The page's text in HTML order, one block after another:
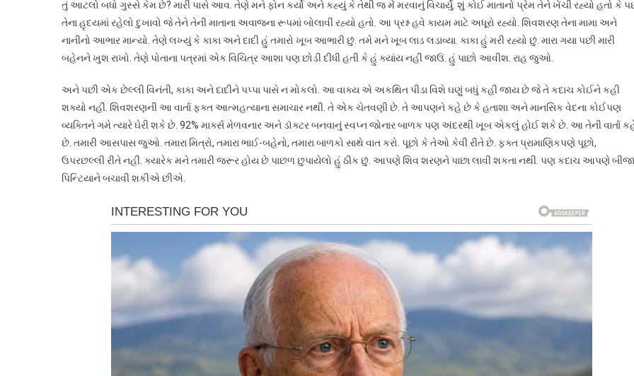
તું આટલો બધો ગુસ્સે કેમ છે? મારી પાસે આવ. તેણે મને ફોન કર્યો અને કહ્યું કે તેથી જ મેં મરવાનું વિચાર્યું. શું કોઈ માતાનો પ્રેમ તેને ખેંચી રહ્યો હતો કે
તેના હૃદયમાં રહેલો દુખાવો જે તેને તેની માતાના અવાજના રૂપમાં બોલાવી રહ્યો હતો. આ પ્રશ્ન હવે કાયમ માટે અધૂરો રહ્યો. શિવશરણ તેના મામા અને
નાનીનો આભાર માન્યો. તેણે લખ્યું કે કાકા અને દાદી હું તમારો ખૂબ આભારી છું. તમે મને ખૂબ લાડ લડાવ્યા. કાકા હું મરી રહ્યો છું. મારા ગયા પછી મારી
બહેનને ખુશ રાખો. તેણે પોતાના પત્રમાં એક વિચિત્ર આશા પણ છોડી દીધી હતી કે હું ક્યાંય નહીં જાઉં. હું પાછો આવીશ. રાહ જુઓ.
અને પછી એક છેલ્લી વિનંતી, કાકા અને દાદીને પપ્પા પાસે ન મોકલો. આ વાક્ય એ અકથિત પીડા વિશે ઘણું બધું કહી જાય છે જે તે કદાચ કોઈને કહી
શક્યો નહીં. શિવશરણની આ વાર્તા ફક્ત આત્મહત્યાના સમાચાર નથી. તે એક ચેતવણી છે. તે આપણને કહે છે કે હતાશા અને માનસિક વેદના કોઈપણ
વ્યક્તિને ગમે ત્યારે ઘેરી શકે છે. 92% માર્ક્સ મેળવનાર અને ડૉક્ટર બનવાનું સ્વપ્ન જોનાર બાળક પણ અંદરથી ખૂબ એકલું હોઈ શકે છે. આ તેની વાર્તા
છે. તમારી આસપાસ જુઓ. તમારા મિત્રો, તમારા ભાઈ-બહેનો, તમારા બાળકો સાથે વાત કરો. પૂછો કે તેઓ કેવી રીતે છે. ફક્ત પ્રામાણિકપણે પૂછો,
ઉપરછલ્લી રીતે નહીં. ક્યારેક મને તમારી જરૂર હોય છે પાછળ છુપાયેલો હું ઠીક છું. આપણે શિવ શરણને પાછા લાવી શકતા નથી. પણ કદાચ આપણે બીજા
પિન્ટિયાને બચાવી શકીએ છીએ.